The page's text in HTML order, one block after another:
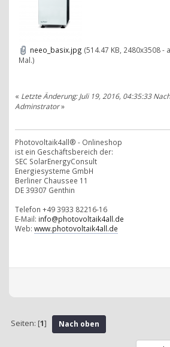
neeo_basix.jpg (514.47 KB, 2480x3508 -
Mal.)
« Letzte Änderung: Juli 19, 2016, 04:35:33
Adminstrator»
Photovoltaik4all® - Onlineshop
ist ein Geschäftsbereich der:
SEC SolarEnergyConsult
Energiesysteme GmbH
Berliner Chaussee 11
DE 39307 Genthin
Telefon +49 3933 82216-16
E-Mail: info@photovoltaik4all.de
Web: www.photovoltaik4all.de
Seiten: [1] Nach oben